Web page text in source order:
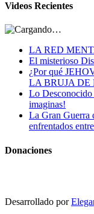
Videos Recientes
LA RED
El misterioso
¿Por qué
LA BRUJA DE
Lo
imaginas!
La Gran Guerra
enfrentados
Donaciones
Desarrollado por